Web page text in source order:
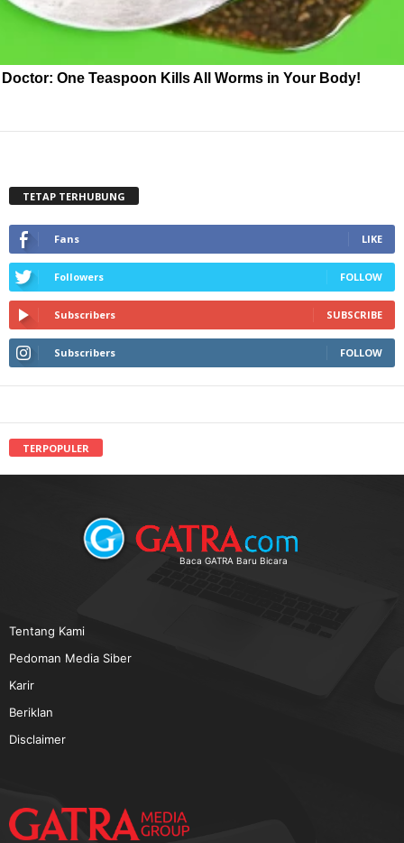
Doctor: One Teaspoon Kills All Worms in Your Body!
TETAP TERHUBUNG
Fans LIKE
Followers FOLLOW
Subscribers SUBSCRIBE
Subscribers FOLLOW